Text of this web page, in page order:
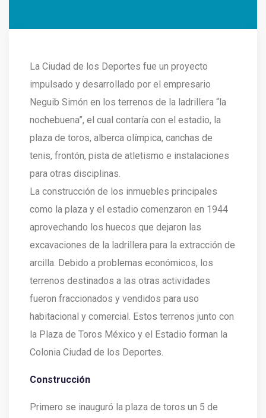
La Ciudad de los Deportes fue un proyecto
impulsado y desarrollado por el empresario
Neguib Simón en los terrenos de la ladrillera “la
nochebuena”, el cual contaría con el estadio, la
plaza de toros, alberca olímpica, canchas de
tenis, frontón, pista de atletismo e instalaciones
para otras disciplinas.
La construcción de los inmuebles principales
como la plaza y el estadio comenzaron en 1944
aprovechando los huecos que dejaron las
excavaciones de la ladrillera para la extracción de
arcilla. Debido a problemas económicos, los
terrenos destinados a las otras actividades
fueron fraccionados y vendidos para uso
habitacional y comercial. Estos terrenos junto con
la Plaza de Toros México y el Estadio forman la
Colonia Ciudad de los Deportes.
Construcción
Primero se inauguró la plaza de toros un 5 de